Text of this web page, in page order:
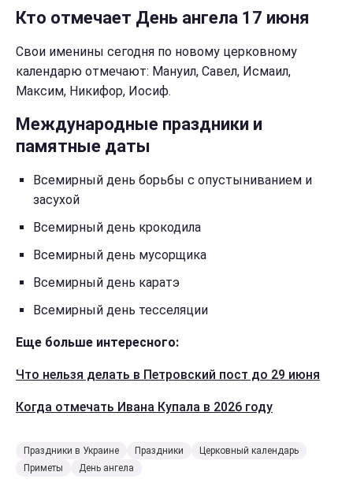
Кто отмечает День ангела 17 июня
Свои именины сегодня по новому церковному
календарю отмечают: Мануил, Савел, Исмаил,
Максим, Никифор, Иосиф.
Международные праздники и
памятные даты
Всемирный день борьбы с опустыниванием и
засухой
Всемирный день крокодила
Всемирный день мусорщика
Всемирный день каратэ
Всемирный день тесселяции
Еще больше интересного:
Что нельзя делать в Петровский пост до 29 июня
Когда отмечать Ивана Купала в 2026 году
Праздники в Украине Праздники
Церковный календарь
Приметы
День ангела